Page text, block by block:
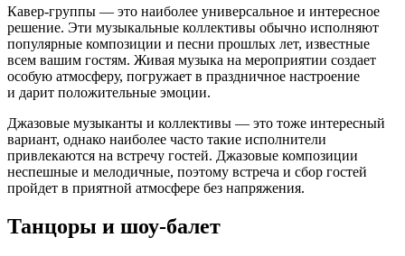
Кавер-группы — это наиболее универсальное и интересное
решение. Эти музыкальные коллективы обычно исполняют
популярные композиции и песни прошлых лет, известные
всем вашим гостям. Живая музыка на мероприятии создает
особую атмосферу, погружает в праздничное настроение
и дарит положительные эмоции.
Джазовые музыканты и коллективы — это тоже интересный
вариант, однако наиболее часто такие исполнители
привлекаются на встречу гостей. Джазовые композиции
неспешные и мелодичные, поэтому встреча и сбор гостей
пройдет в приятной атмосфере без напряжения.
Танцоры и шоу-балет